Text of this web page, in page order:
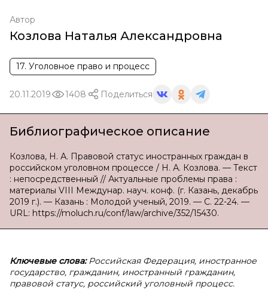
Автор
Козлова Наталья Александровна
17. Уголовное право и процесс
20.11.2019 1408 Поделиться
Библиографическое описание
Козлова, Н. А. Правовой статус иностранных граждан в
российском уголовном процессе / Н. А. Козлова. — Текст
: непосредственный // Актуальные проблемы права :
материалы VIII Междунар. науч. конф. (г. Казань, декабрь
2019 г.). — Казань : Молодой ученый, 2019. — С. 22-24. —
URL: https://moluch.ru/conf/law/archive/352/15430.
Ключевые слова: Российская Федерация, иностранное
государство, гражданин, иностранный гражданин,
правовой статус, российский уголовный процесс.